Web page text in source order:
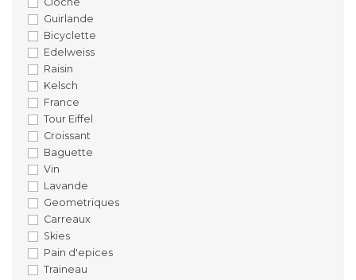
Guirlande
Bicyclette
Edelweiss
Raisin
Kelsch
France
Tour Eiffel
Croissant
Baguette
Vin
Lavande
Geometriques
Carreaux
Skies
Pain d'epices
Traineau